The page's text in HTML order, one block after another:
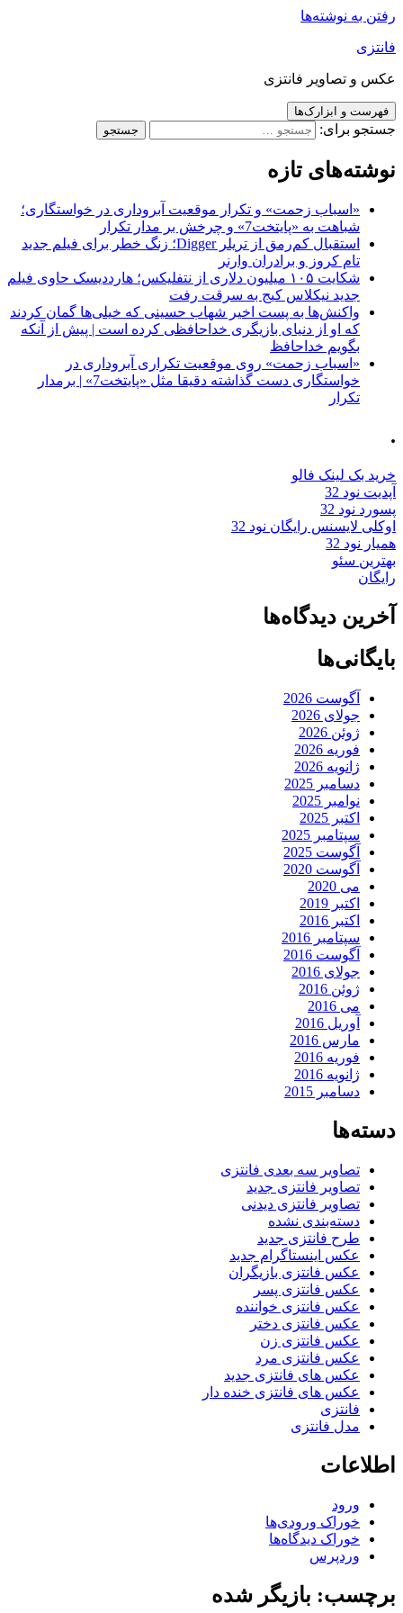
رفتن به نوشته‌ها
فانتزی
عکس و تصاویر فانتزی
فهرست و ابزارک‌ها
جستجو برای:
نوشته‌های تازه
«اسباب زحمت» و تکرار موقعیت آبروداری در خواستگاری؛
شباهت به «پایتخت7» و چرخش بر مدار تکرار
استقبال کم‌رمق از تریلر Digger؛ زنگ خطر برای فیلم جدید
تام کروز و برادران وارنر
شکایت ۱۰۵ میلیون دلاری از نتفلیکس؛ هارددیسک حاوی فیلم
جدید نیکلاس کیج به سرقت رفت
واکنش‌ها به پست اخیر شهاب حسینی که خیلی‌ها گمان کردند
که او از دنیای بازیگری خداحافظی کرده است | پیش از آنکه
بگویم خداحافظ
«اسباب زحمت» روی موقعیت تکراری آبروداری در
خواستگاری دست گذاشته دقیقا مثل «پایتخت7» | برمدار
تکرار
.
خرید بک لینک فالو
آپدیت نود 32
پسورد نود 32
اوکلی لایسنس رایگان نود 32
همیار نود 32
بهترین سئو
رایگان
آخرین دیدگاه‌ها
بایگانی‌ها
آگوست 2026
جولای 2026
ژوئن 2026
فوریه 2026
ژانویه 2026
دسامبر 2025
نوامبر 2025
اکتبر 2025
سپتامبر 2025
آگوست 2025
آگوست 2020
می 2020
اکتبر 2019
اکتبر 2016
سپتامبر 2016
آگوست 2016
جولای 2016
ژوئن 2016
می 2016
آوریل 2016
مارس 2016
فوریه 2016
ژانویه 2016
دسامبر 2015
دسته‌ها
تصاویر سه بعدی فانتزی
تصاویر فانتزی جدید
تصاویر فانتزی دیدنی
دسته‌بندی نشده
طرح فانتزی جدید
عکس اینستاگرام جدید
عکس فانتزی بازیگران
عکس فانتزی پسر
عکس فانتزی خواننده
عکس فانتزی دختر
عکس فانتزی زن
عکس فانتزی مرد
عکس های فانتزی جدید
عکس های فانتزی خنده دار
فانتزی
مدل فانتزی
اطلاعات
ورود
خوراک ورودی‌ها
خوراک دیدگاه‌ها
وردپرس
برچسب: بازیگر شده